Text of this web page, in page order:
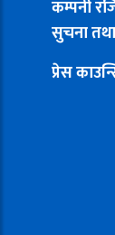
कम्पनी
सुचना तथा
प्रेस